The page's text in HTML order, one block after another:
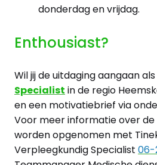
donderdag en vrijdag.
Enthousiast?
Wil jij de uitdaging aangaan als
Specialist in de regio
en een motivatiebrief via
Voor meer informatie over
worden opgenomen met
Verpleegkundig Specialist 06-